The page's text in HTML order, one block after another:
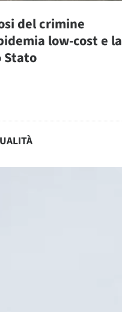
del crimine
low-cost e la
Stato